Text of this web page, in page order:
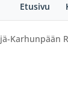
Etusivu
Karhunpään